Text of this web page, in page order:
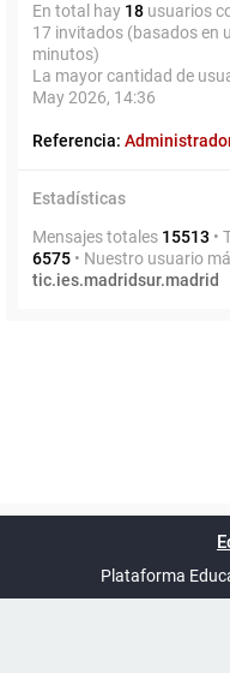
En total hay 18 usuarios
17 invitados (basados en
minutos)
La mayor cantidad de
May 2026, 14:36
Referencia:
Estadísticas
Mensajes totales 15513 •
6575 • Nuestro usuario
tic.ies.madridsur.madrid
UTC+02:00
Plataforma